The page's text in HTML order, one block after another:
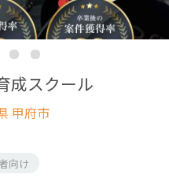
成スクール
甲府市
向け